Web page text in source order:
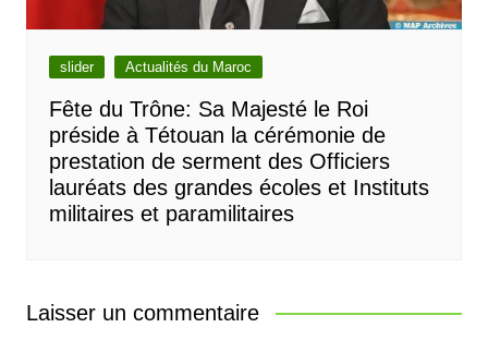
slider Actualités du Maroc
Fête du Trône: Sa Majesté le Roi
préside à Tétouan la cérémonie de
prestation de serment des Officiers
lauréats des grandes écoles et Instituts
militaires et paramilitaires
Laisser un commentaire